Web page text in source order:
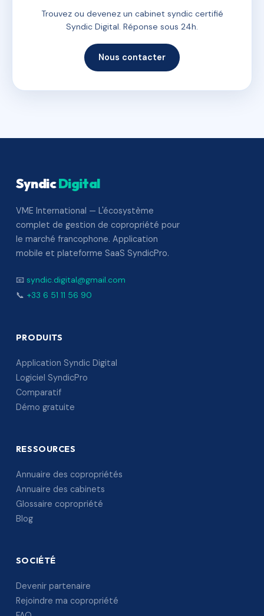
Trouvez ou devenez un cabinet syndic certifié
Syndic Digital. Réponse sous 24h.
Nous contacter
SyndicDigital
VME International — L'écosystème
complet de gestion de copropriété pour
le marché francophone. Application
mobile et plateforme SaaS SyndicPro.
📧 syndic.digital@gmail.com
📞 +33 6 51 11 56 90
PRODUITS
Application Syndic Digital
Logiciel SyndicPro
Comparatif
Démo gratuite
RESSOURCES
Annuaire des copropriétés
Annuaire des cabinets
Glossaire copropriété
Blog
SOCIÉTÉ
Devenir partenaire
Rejoindre ma copropriété